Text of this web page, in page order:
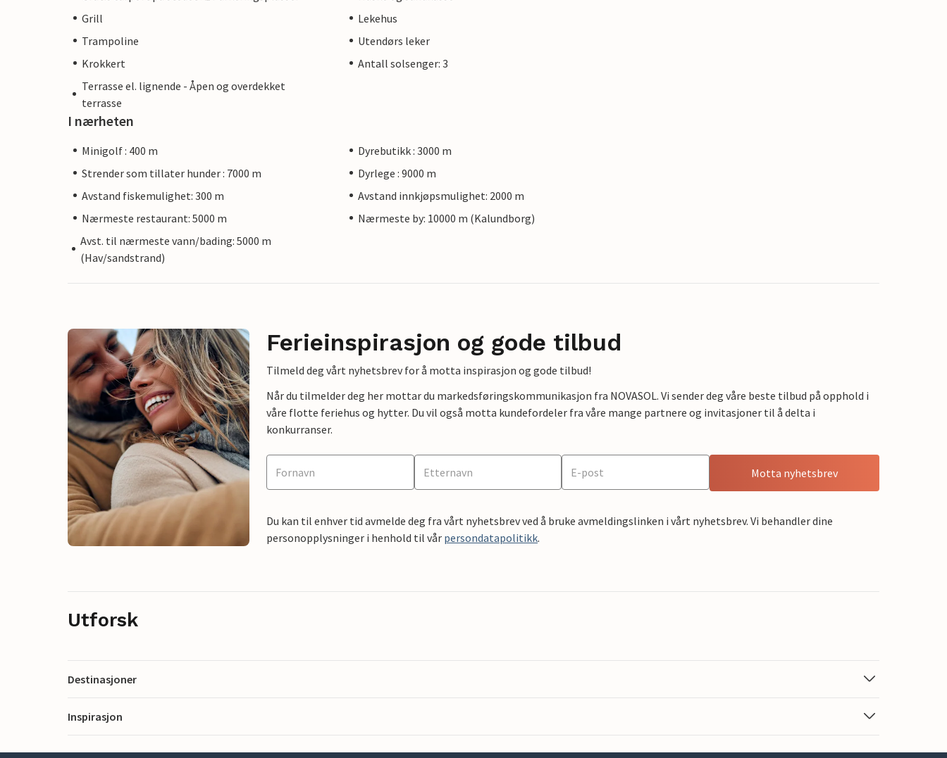
Grill
Lekehus
Trampoline
Utendørs leker
Krokkert
Antall solsenger: 3
Terrasse el. lignende - Åpen og overdekket
terrasse
I nærheten
Minigolf : 400 m
Dyrebutikk : 3000 m
Strender som tillater hunder : 7000 m
Dyrlege : 9000 m
Avstand fiskemulighet: 300 m
Avstand innkjøpsmulighet: 2000 m
Nærmeste restaurant: 5000 m
Nærmeste by: 10000 m (Kalundborg)
Avst. til nærmeste vann/bading: 5000 m
(Hav/sandstrand)
Ferieinspirasjon og gode tilbud
Tilmeld deg vårt nyhetsbrev for å motta inspirasjon og gode tilbud!
Når du tilmelder deg her mottar du markedsføringskommunikasjon fra NOVASOL. Vi sender deg våre beste tilbud på opphold i
våre flotte feriehus og hytter. Du vil også motta kundefordeler fra våre mange partnere og invitasjoner til å delta i
konkurranser.
Motta nyhetsbrev
Du kan til enhver tid avmelde deg fra vårt nyhetsbrev ved å bruke avmeldingslinken i vårt nyhetsbrev. Vi behandler dine
personopplysninger i henhold til vår persondatapolitikk.
Utforsk
Destinasjoner
Inspirasjon